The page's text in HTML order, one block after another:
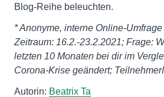
Blog-Reihe beleuchten.
* Anonyme, interne Online-
Zeitraum: 16.2.-23.2.2021; Frage:
letzten 10 Monaten bei dir im
Corona-Krise geändert;
Autorin: Beatrix Ta